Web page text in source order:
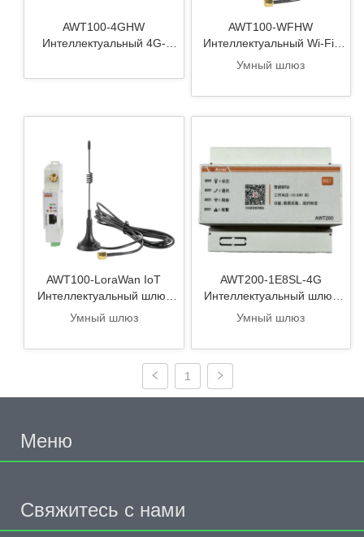
AWT100-4GHW
Интеллектуальный 4G-
AWT100-WFHW
Интеллектуальный Wi-Fi-
шлюз Интернета вещей
Умный шлюз
AWT100-LoraWan IoT
Интеллектуальный шлюз
LoraWan
Умный шлюз
AWT200-1E8SL-4G
Интеллектуальный шлюз
Интернета вещей
Умный шлюз
1
Меню
Свяжитесь с нами